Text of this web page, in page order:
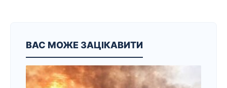
ВАС МОЖЕ ЗАЦІКАВИТИ